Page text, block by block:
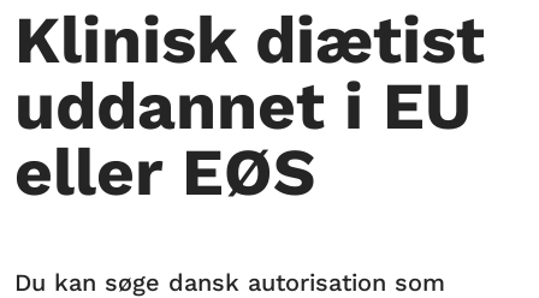
Klinisk diætist
uddannet i EU
eller EØS
Du kan søge dansk autorisation som